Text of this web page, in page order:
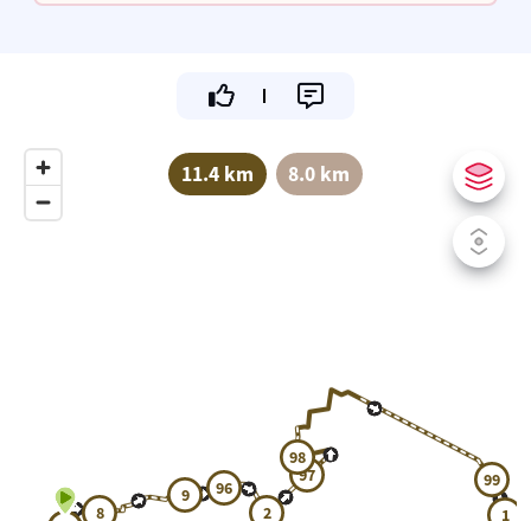
11.4 km 8.0 km
8
9
96
2
97
98
99
1